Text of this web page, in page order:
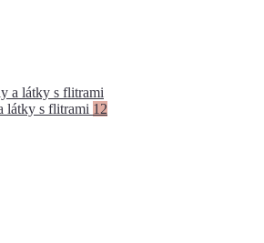
látky s flitrami 12